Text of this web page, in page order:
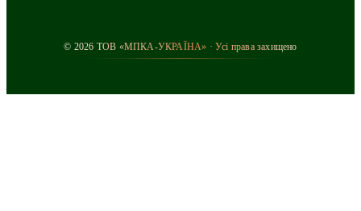
© 2026 ТОВ «МПКА-УКРАЇНА» · Усі права захищено